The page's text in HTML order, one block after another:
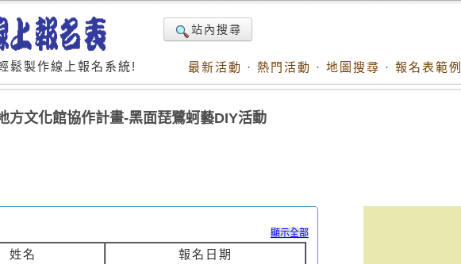
鬆製作線上報名系統!
站內搜尋
最新活動 · 熱門活動 · 地圖搜尋 · 報名表範例
方文化館協作計畫-黑面琵鷺蚵藝DIY活動
顯示全部
姓名
報名日期